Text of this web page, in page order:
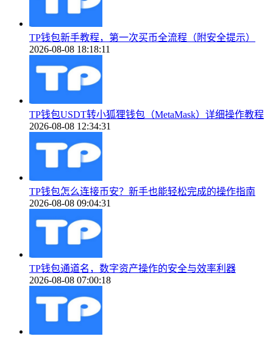
TP钱包新手教程，第一次买币全流程（附安全提示）
2026-08-08 18:18:11
TP钱包USDT转小狐狸钱包（MetaMask）详细操作教程
2026-08-08 12:34:31
TP钱包怎么连接币安？新手也能轻松完成的操作指南
2026-08-08 09:04:31
TP钱包通道名，数字资产操作的安全与效率利器
2026-08-08 07:00:18